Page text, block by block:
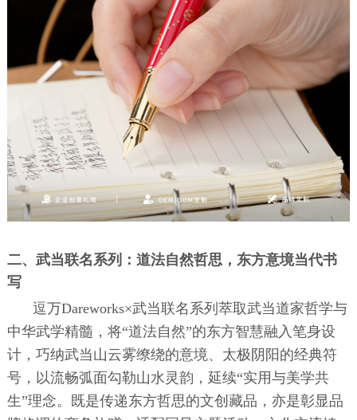
二、武当联名系列：道法自然哲思，东方意境当代书
写
逗万Dareworks×武当联名系列萃取武当道家哲学与
中华武学精髓，将“道法自然”的东方智慧融入笔身设
计，巧纳武当山云雾缭绕的意境、太极阴阳的经典符
号，以流畅弧面勾勒山水灵韵，延续“实用与美学共
生”理念。既是传递东方哲思的文创藏品，亦是彰显品